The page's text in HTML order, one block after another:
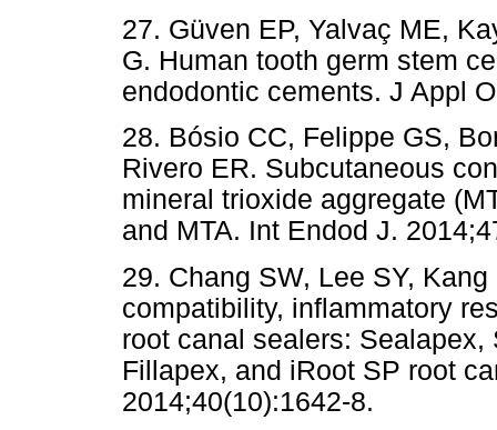
27. Güven EP, Yalvaç ME,
G. Human tooth germ stem
endodontic cements. J Appl
28. Bósio CC, Felippe GS,
Rivero ER. Subcutaneous
mineral trioxide aggregate
and MTA. Int Endod J.
29. Chang SW, Lee SY,
compatibility, inflammatory
root canal sealers: Sealapex,
Fillapex, and iRoot SP root
2014;40(10):1642-8.